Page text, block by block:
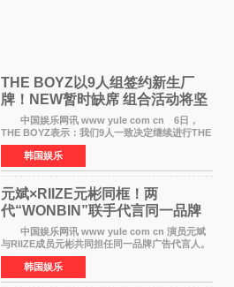
THE BOYZ以9人组签约新生厂
牌！NEW暂时缺席 组合活动将坚
定不移继续
中国娱乐网讯 www yule com cn 6日，
THE BOYZ表示：我们9人一致决定继续进行THE
BOYZ组合活动，并且已经完成了组合团体活动
签约。目前正在新生厂牌下进行活动准备。尚未
离开THE BOYZ原所
韩国娱乐
元斌×RIIZE元彬同框！两
代“WONBIN”联手代言同一品牌
颜值天花板合体
中国娱乐网讯 www yule com cn 演员元斌
与RIIZE成员元彬共同担任同一品牌广告代言人。
6日据独家报道，继演员元斌之后，RIIZE元彬最
近也被选为某在线中介平台A公司的共同广告代言
人，两人将作
韩国娱乐